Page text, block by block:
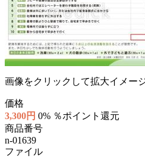
画像をクリックして拡大イメー
価格
3,300円 0% ％ポイント還元
商品番号
n-01639
ファイル